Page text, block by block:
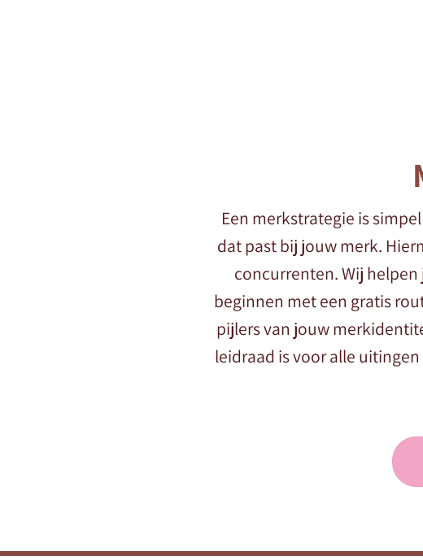
Een merkstrategie is
dat past bij jouw merk.
concurrenten. Wij
beginnen met een gratis
pijlers van jouw
leidraad is voor alle